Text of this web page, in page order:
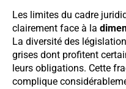
Les limites du cadre
clairement face à la
La diversité des
grises dont profitent
leurs obligations. Cette
complique